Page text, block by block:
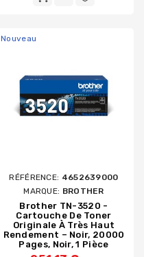
Nouveau
RÉFÉRENCE: 4652639000
MARQUE: BROTHER
Brother TN-3520 -
Cartouche De Toner
Originale À Très Haut
Rendement – Noir, 20000
Pages, Noir, 1 Pièce